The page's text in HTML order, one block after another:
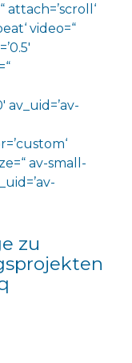
video=“
av_uid=’av-
av-small-
zu